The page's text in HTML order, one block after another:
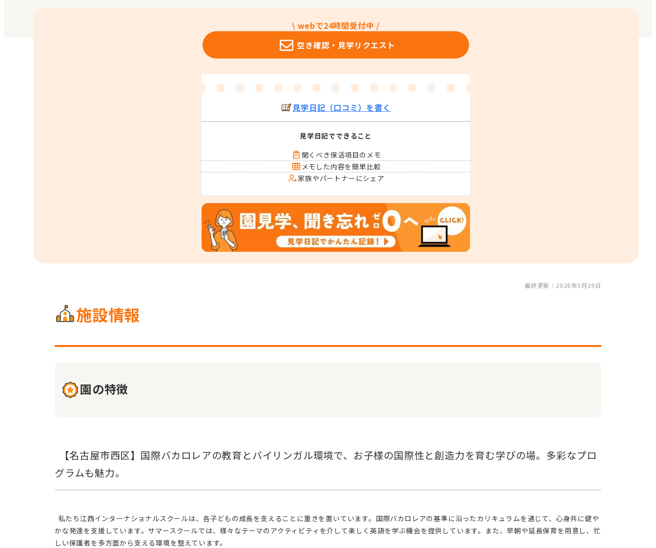
\ webで24時間受付中 /
空き確認・ 見学リクエスト
見学日記（口コミ）を書く
見学日記でできること
聞くべき保活項目のメモ
メモした内容を簡単比較
家族やパートナーにシェア
最終更新：2026年5月19日
施設情報
園の特徴
かな発達を支援しています。サマースクールでは、様々なテーマのアクティビティを介して楽しく英語を学ぶ機会を提供しています。また、早朝や延長保育を用意し、忙
しい保護者を多方面から支える環境を整えています。